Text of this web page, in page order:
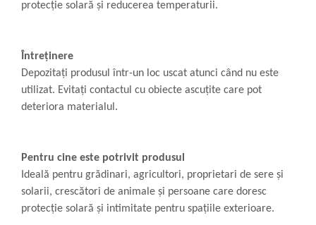
protecție solară și reducerea temperaturii.
Întreținere
Depozitați produsul într-un loc uscat atunci când nu este
utilizat. Evitați contactul cu obiecte ascuțite care pot
deteriora materialul.
Pentru cine este potrivit produsul
Ideală pentru grădinari, agricultori, proprietari de sere și
solarii, crescători de animale și persoane care doresc
protecție solară și intimitate pentru spațiile exterioare.